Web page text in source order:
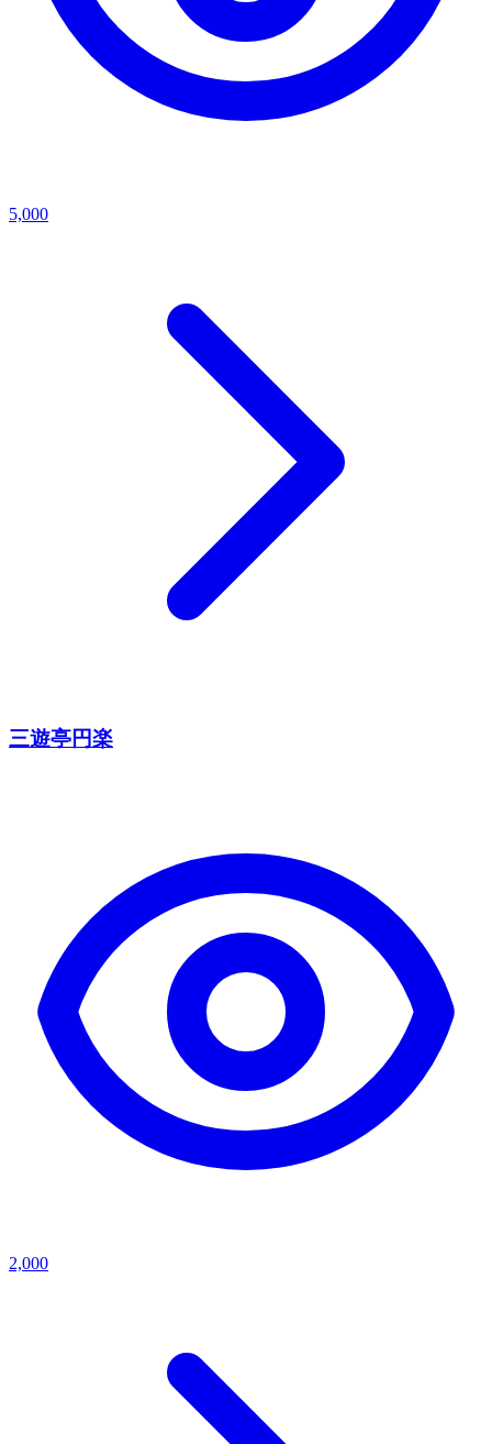
5,000
三遊亭円楽
2,000